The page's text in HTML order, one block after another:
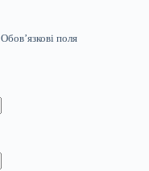
Обов’язкові поля